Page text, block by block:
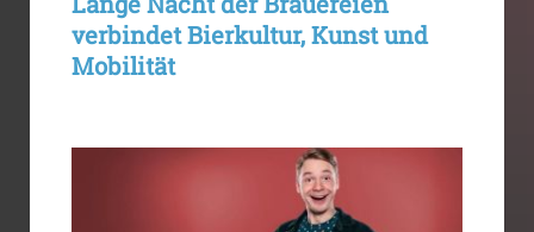
verbindet Bierkultur, Kunst und
Mobilität